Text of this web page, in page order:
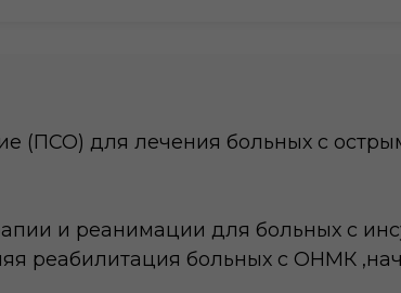
(ПСО) для лечения больных с
и реанимации для больных с
реабилитация больных с ОНМК